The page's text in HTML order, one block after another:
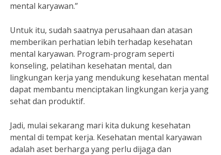
mental karyawan.”
Untuk itu, sudah saatnya perusahaan dan atasan
memberikan perhatian lebih terhadap kesehatan
mental karyawan. Program-program seperti
konseling, pelatihan kesehatan mental, dan
lingkungan kerja yang mendukung kesehatan mental
dapat membantu menciptakan lingkungan kerja yang
sehat dan produktif.
Jadi, mulai sekarang mari kita dukung kesehatan
mental di tempat kerja. Kesehatan mental karyawan
adalah aset berharga yang perlu dijaga dan